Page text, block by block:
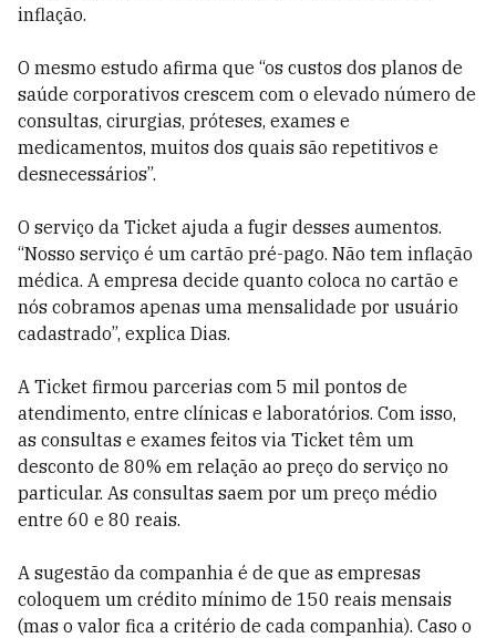
inflação.
O mesmo estudo afirma que “os custos dos planos de
saúde corporativos crescem com o elevado número de
consultas, cirurgias, próteses, exames e
medicamentos, muitos dos quais são repetitivos e
desnecessários”.
O serviço da Ticket ajuda a fugir desses aumentos.
“Nosso serviço é um cartão pré-pago. Não tem inflação
médica. A empresa decide quanto coloca no cartão e
nós cobramos apenas uma mensalidade por usuário
cadastrado”, explica Dias.
A Ticket firmou parcerias com 5 mil pontos de
atendimento, entre clínicas e laboratórios. Com isso,
as consultas e exames feitos via Ticket têm um
desconto de 80% em relação ao preço do serviço no
particular. As consultas saem por um preço médio
entre 60 e 80 reais.
A sugestão da companhia é de que as empresas
coloquem um crédito mínimo de 150 reais mensais
(mas o valor fica a critério de cada companhia). Caso o